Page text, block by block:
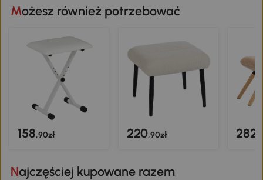
Możesz również potrzebować
158,90zł 220,90zł 282
Najczęściej kupowane razem